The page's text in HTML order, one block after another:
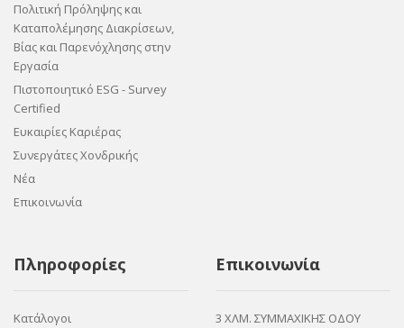
Πολιτική Πρόληψης και
Καταπολέμησης Διακρίσεων,
Βίας και Παρενόχλησης στην
Εργασία
Πιστοποιητικό ESG - Survey
Certified
Ευκαιρίες Καριέρας
Συνεργάτες Χονδρικής
Νέα
Επικοινωνία
Πληροφορίες
Κατάλογοι
Επικοινωνία
3 ΧΛΜ. ΣΥΜΜΑΧΙΚΗΣ ΟΔΟΥ